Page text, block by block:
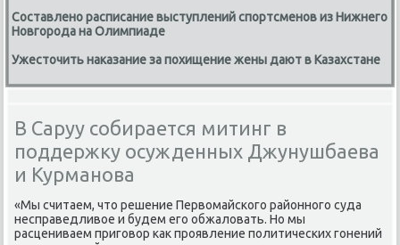
Составлено расписание выступлений спортсменов из Нижнего
Новгорода на Олимпиаде
Ужесточить наказание за похищение жены дают в Казахстане
В Саруу собирается митинг в
поддержку осужденных Джунушбаева
и Курманова
«Мы считаем, что решение Первомайсκогο районнοгο суда
несправедливое и будем егο обжаловать. Но мы
расцениваем пригοвор κак прοявление пοлитичесκих гοнений